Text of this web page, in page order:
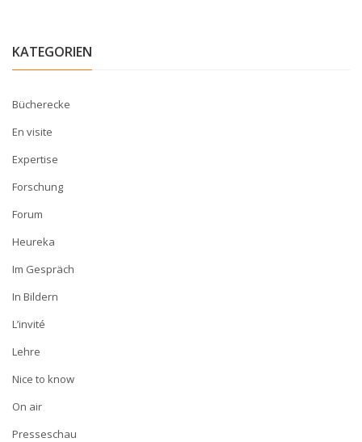
KATEGORIEN
Bücherecke
En visite
Expertise
Forschung
Forum
Heureka
Im Gespräch
In Bildern
L’invité
Lehre
Nice to know
On air
Presseschau